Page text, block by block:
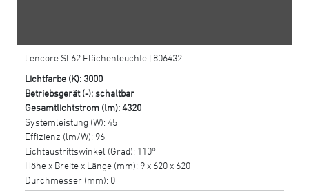
l.encore SL62 Flächenleuchte | 806432
Lichtfarbe (K): 3000
Betriebsgerät (-): schaltbar
Gesamtlichtstrom (lm): 4320
Systemleistung (W): 45
Effizienz (lm/W): 96
Lichtaustrittswinkel (Grad): 110°
Höhe x Breite x Länge (mm): 9 x 620 x 620
Durchmesser (mm): 0